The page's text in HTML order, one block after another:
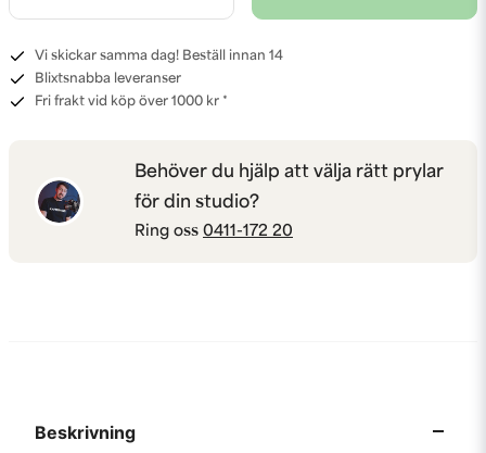
Vi skickar samma dag! Beställ innan 14
Blixtsnabba leveranser
Fri frakt vid köp över 1000 kr *
Behöver du hjälp att välja rätt prylar
för din studio?
Ring oss 0411-172 20
Beskrivning